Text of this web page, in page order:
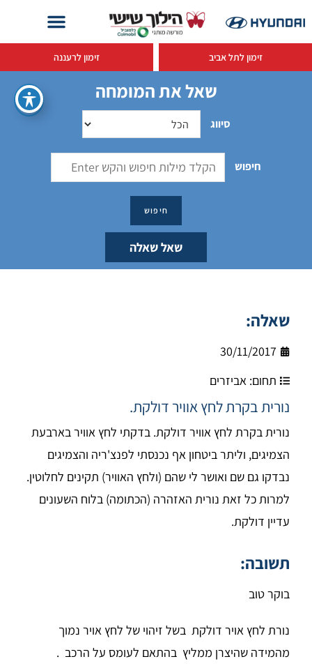
זימון לתל אביב זימון לרעננה
שאל את המומחה
סיווג
חיפוש
שאל שאלה
שאלה:
30/11/2017
תחום: אביזרים
נורית בקרת לחץ אוויר דולקת.
נורית בקרת לחץ אוויר דולקת. בדקתי לחץ אוויר בארבעת
הצמיגים, וליתר ביטחון אף נכנסתי לפנצ'ריה והצמיגים
נבדקו גם שם ואושר לי שהם (ולחץ האוויר) תקינים לחלוטין.
למרות כל זאת נורית האזהרה (הכתומה) בלוח השעונים
עדיין דולקת.
תשובה:
בוקר טוב
נורת לחץ אויר דולקת בשל זיהוי של לחץ אויר נמוך
מהמידה שהיצרן ממליץ בהתאם לעומס על הרכב .